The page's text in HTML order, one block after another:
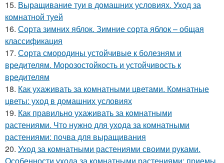
15. Выращивание туи в домашних условиях. Уход за
комнатной туей
16. Сорта зимних яблок. Зимние сорта яблок – общая
классификация
17. Сорта смородины устойчивые к болезням и
вредителям. Морозостойкость и устойчивость к
вредителям
18. Как ухаживать за комнатными цветами. Комнатные
цветы: уход в домашних условиях
19. Как правильно ухаживать за комнатными
растениями. Что нужно для ухода за комнатными
растениями: почва для выращивания
20. Уход за комнатными растениями своими руками.